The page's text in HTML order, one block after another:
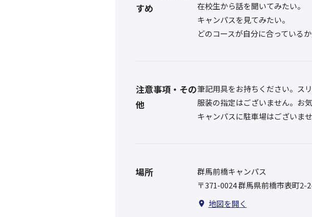
すめ
在校生から話を聞いてみたい。
キャンパスを見てみたい。
どのコースが自分に合っているか
注意事項・その
他
筆記用具をお持ちください。ス
服装の指定はございません。お
キャンパスに駐車場はございま
場所
群馬前橋キャンパス
〒371-0024 群馬県前橋市表町2-
地図を開く